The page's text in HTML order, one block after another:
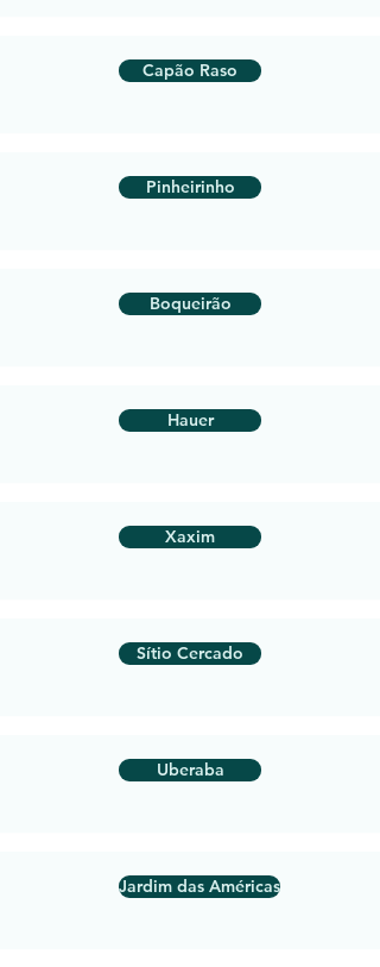
Capão Raso
Pinheirinho
Boqueirão
Hauer
Xaxim
Sítio Cercado
Uberaba
Jardim das Américas